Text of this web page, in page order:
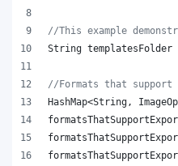
//This example
String templatesFolder
//Formats that support
HashMap<String ,